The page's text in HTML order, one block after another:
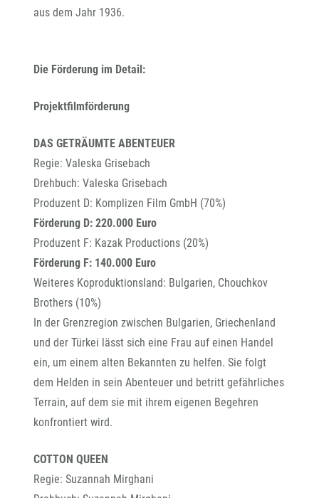
aus dem Jahr 1936.
Die Förderung im Detail:
Projektfilmförderung
DAS GETRÄUMTE ABENTEUER
Regie: Valeska Grisebach
Drehbuch: Valeska Grisebach
Produzent D: Komplizen Film GmbH (70%)
Förderung D: 220.000 Euro
Produzent F: Kazak Productions (20%)
Förderung F: 140.000 Euro
Weiteres Koproduktionsland: Bulgarien, Chouchkov
Brothers (10%)
In der Grenzregion zwischen Bulgarien, Griechenland
und der Türkei lässt sich eine Frau auf einen Handel
ein, um einem alten Bekannten zu helfen. Sie folgt
dem Helden in sein Abenteuer und betritt gefährliches
Terrain, auf dem sie mit ihrem eigenen Begehren
konfrontiert wird.
COTTON QUEEN
Regie: Suzannah Mirghani